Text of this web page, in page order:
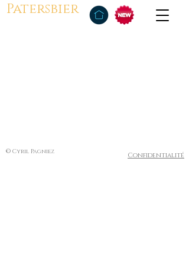
Patersbier
© Cyril Pagniez Confidentialité